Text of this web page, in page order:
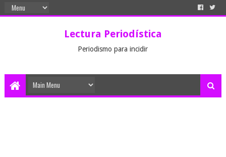
Lectura Periodística
Periodismo para incidir